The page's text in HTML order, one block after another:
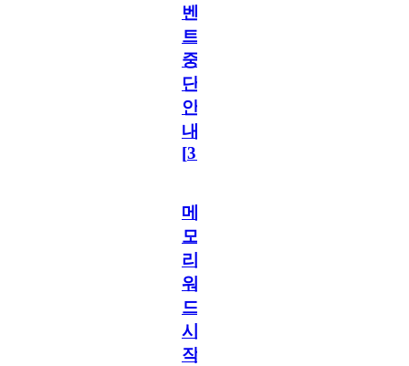
벤
트
중
단
안
내
[31
메
모
리
워
드
시
작